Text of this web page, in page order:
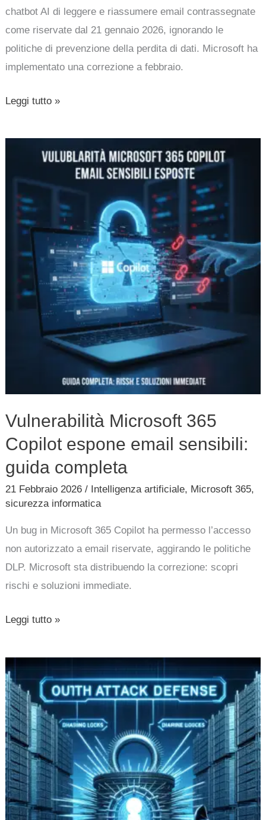
chatbot AI di leggere e riassumere email contrassegnate
come riservate dal 21 gennaio 2026, ignorando le
politiche di prevenzione della perdita di dati. Microsoft ha
implementato una correzione a febbraio.
Leggi tutto »
Vulnerabilità Microsoft 365
Copilot espone email sensibili:
guida completa
21 Febbraio 2026/ Intelligenza artificiale, Microsoft 365,
sicurezza informatica
Un bug in Microsoft 365 Copilot ha permesso l’accesso
non autorizzato a email riservate, aggirando le politiche
DLP. Microsoft sta distribuendo la correzione: scopri
rischi e soluzioni immediate.
Microsoft
365
Copilot
espone
sensibili:
guida
completa
Leggi tutto »
Account
Microsoft
365
hackerati
senza
password:
difendi
l’azienda
dall’attacco